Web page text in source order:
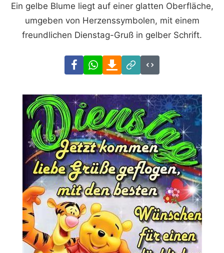
Ein gelbe Blume liegt auf einer glatten Oberfläche,
umgeben von Herzenssymbolen, mit einem
freundlichen Dienstag-Gruß in gelber Schrift.
FacebookWhatsAppDownload
Link
Code